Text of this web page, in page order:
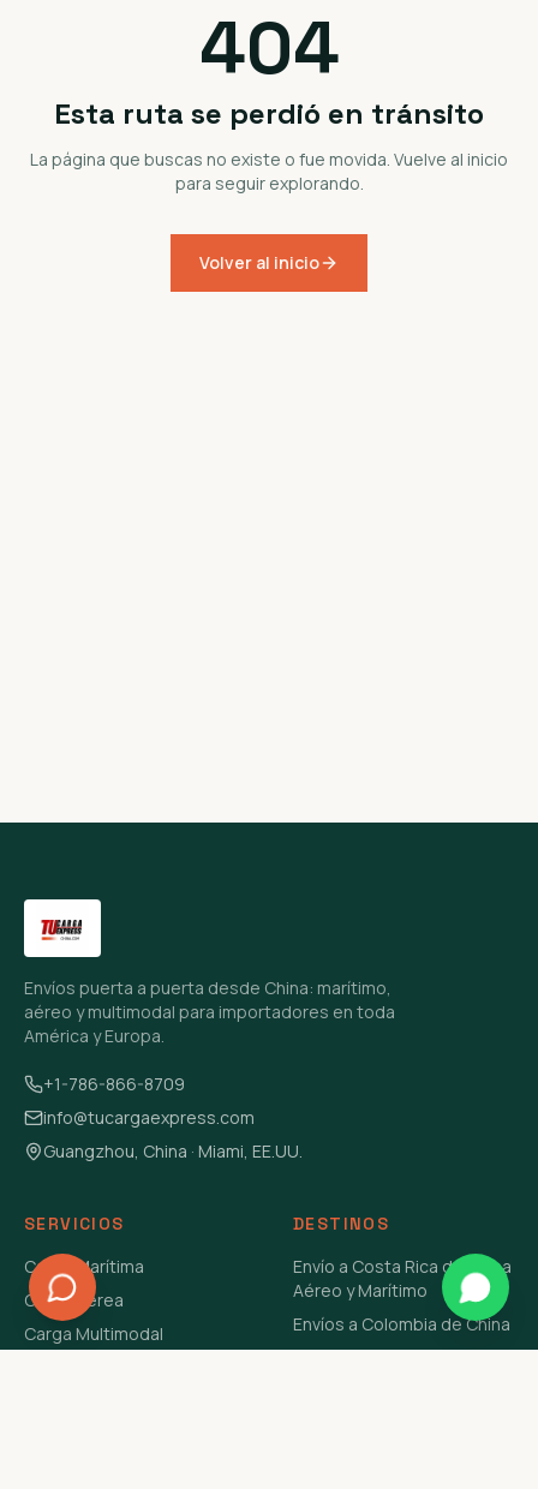
404
Esta ruta se perdió en tránsito
La página que buscas no existe o fue movida. Vuelve al inicio
para seguir explorando.
Volver al inicio
Envíos puerta a puerta desde China: marítimo,
aéreo y multimodal para importadores en toda
América y Europa.
+1-786-866-8709
info@tucargaexpress.com
Guangzhou, China · Miami, EE.UU.
SERVICIOS
Carga Marítima
Carga Aérea
Carga Multimodal
DESTINOS
Envío a Costa Rica de China
Aéreo y Marítimo
Envíos a Colombia de China